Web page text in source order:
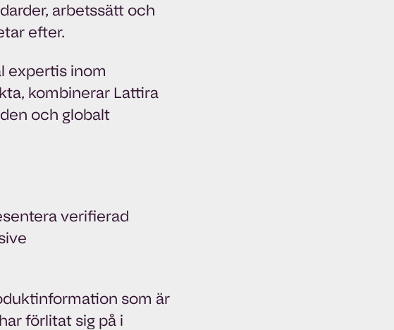
arbetssätt och
efter.
expertis inom
kombinerar Lattira
och globalt
verifierad
som är
förlitat sig på i